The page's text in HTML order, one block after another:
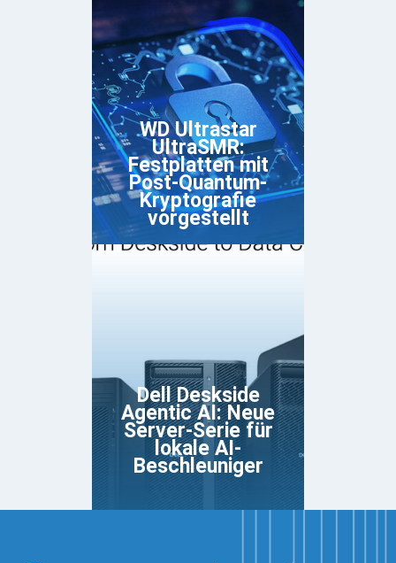
WD Ultrastar
UltraSMR:
Festplatten mit
Post-Quantum-
Kryptografie
vorgestellt
Dell Deskside
Agentic AI: Neue
Server-Serie für
lokale AI-
Beschleuniger